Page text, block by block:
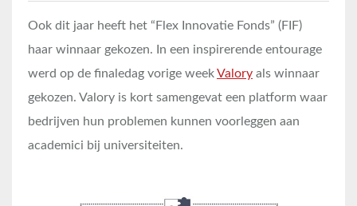
Ook dit jaar heeft het “Flex Innovatie Fonds” (FIF)
haar winnaar gekozen. In een inspirerende entourage
werd op de finaledag vorige weekValory als winnaar
gekozen. Valory is kort samengevat een platform waar
bedrijven hun problemen kunnen voorleggen aan
academici bij universiteiten.